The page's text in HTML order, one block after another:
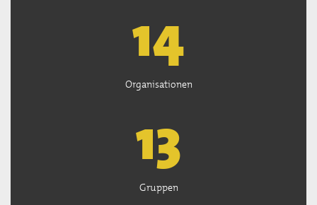
15
Organisationen
13
Gruppen